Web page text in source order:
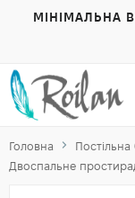
МІНІМАЛЬНА
Головна Постільна
Двоспальне